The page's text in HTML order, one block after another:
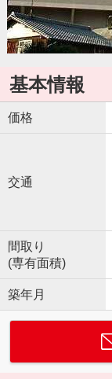
基本情報
価格
交通
間取り
(専有面積)
築年月